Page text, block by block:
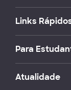
Links
Para
Atualidade